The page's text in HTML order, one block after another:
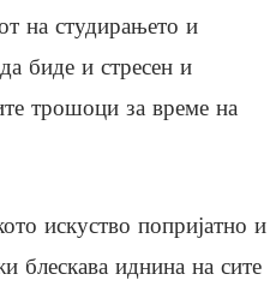
на студирањето и
биде и стресен и
трошоци за време на
искуство попријатно и
блескава иднина на сите